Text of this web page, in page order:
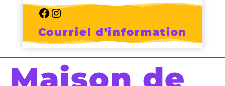
Facebook
Instagram
Courriel d’information